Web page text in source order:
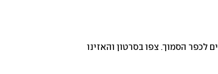
לכפר הסמוך. צפו בסרטון והאזינו